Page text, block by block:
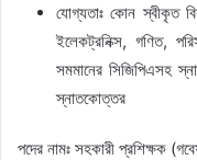
যোগ্যতাঃ কোন স্বীকৃত
ইলেকট্রনিক্স, গণিত,
সমমানের সিজিপিএসহ
স্নাতকোত্তর
পদের নামঃ সহকারী প্রশিক্ষক